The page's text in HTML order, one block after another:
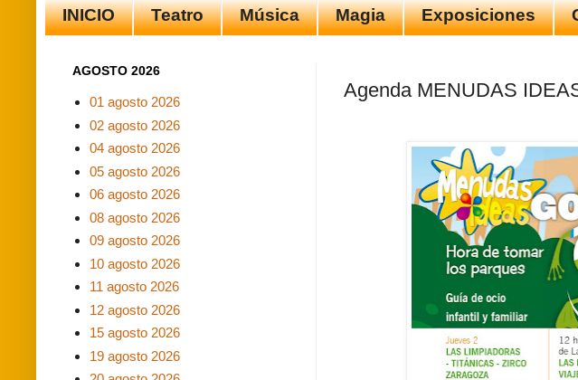
INICIO Teatro Música Magia Exposiciones
Agenda MENUDAS
AGOSTO 2026
01 agosto 2026
02 agosto 2026
04 agosto 2026
05 agosto 2026
06 agosto 2026
08 agosto 2026
09 agosto 2026
10 agosto 2026
11 agosto 2026
12 agosto 2026
15 agosto 2026
19 agosto 2026